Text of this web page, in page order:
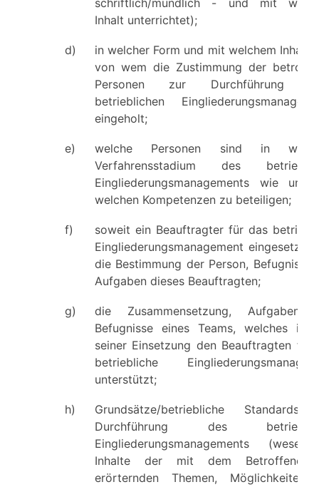
schriftlich/mündlich - und mit
Inhalt unterrichtet);
d)
in welcher Form und mit welchem Inhalt
von wem die Zustimmung der
Personen zur Durchführung
betrieblichen
eingeholt;
e)
welche Personen sind in
Verfahrensstadium des
Eingliederungsmanagements wie und
welchen Kompetenzen zu beteiligen;
f)
soweit ein Beauftragter für das
Eingliederungsmanagement eingesetzt
die Bestimmung der Person, Befugnisse
Aufgaben dieses Beauftragten;
g)
die Zusammensetzung, Aufgaben
Befugnisse eines Teams, welches im
seiner Einsetzung den Beauftragten für
betriebliche
unterstützt;
h)
Grundsätze/betriebliche Standards
Durchführung des
Eingliederungsmanagements
Inhalte der mit dem Betroffenen
erörternden Themen, Möglichkeiten